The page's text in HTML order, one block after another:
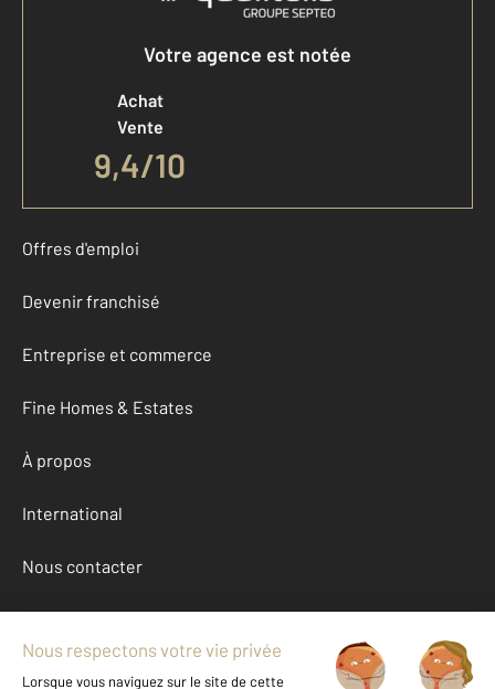
Votre agence est notée
Achat
Vente
9,4/10
Offres d'emploi
Devenir franchisé
Entreprise et commerce
Fine Homes & Estates
À propos
International
Nous contacter
Mentions légales & CGU et Barèmes d'honoraires